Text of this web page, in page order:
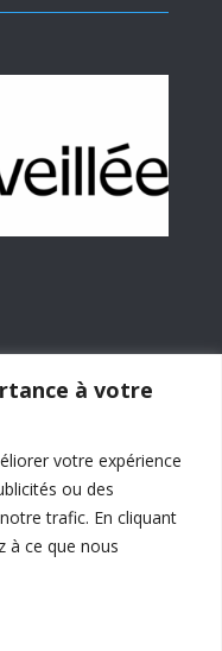
à votre
votre expérience
ou des
trafic. En cliquant
à ce que nous
La Réveillée se
: Rieutailhol –